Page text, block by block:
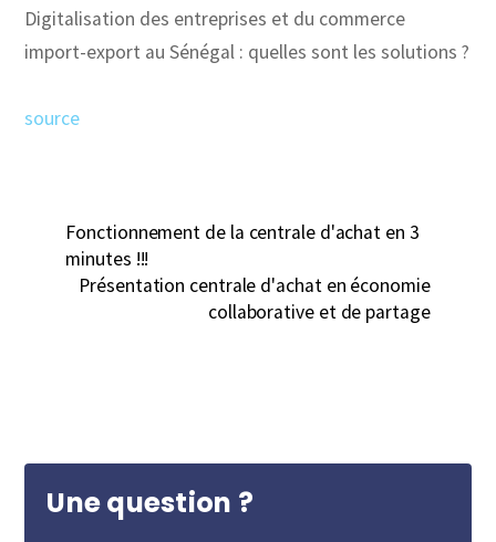
Digitalisation des entreprises et du commerce
import-export au Sénégal : quelles sont les solutions ?
source
Fonctionnement de la centrale d'achat en 3
minutes !!!
Présentation centrale d'achat en économie
collaborative et de partage
Une question ?